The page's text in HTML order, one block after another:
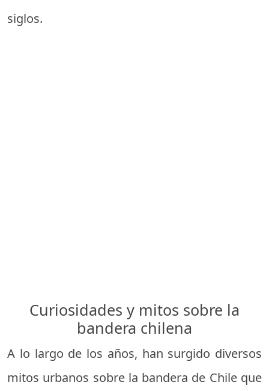
siglos.
Curiosidades y mitos sobre la
bandera chilena
A lo largo de los años, han surgido diversos
mitos urbanos sobre la bandera de Chile que